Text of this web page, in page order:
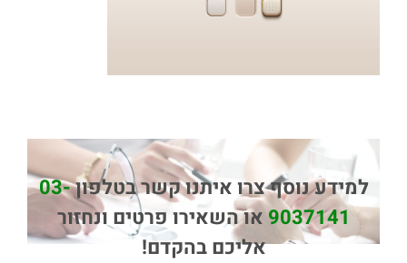
למידע נוסף צרו איתנו קשר בטלפון03-
9037141או השאירו פרטים ונחזור
אליכם בהקדם!